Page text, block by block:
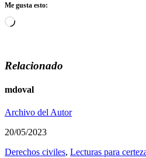
Me gusta esto:
Cargando...
Relacionado
mdoval
Archivo del Autor
20/05/2023
Derechos civiles, Lecturas para